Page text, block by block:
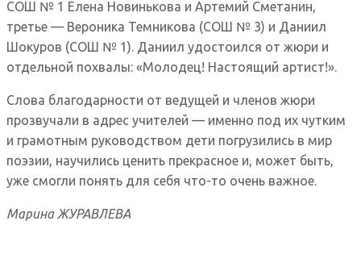
СОШ № 1 Елена Новинькова и Артемий Сметанин,
третье — Вероника Темникова (СОШ № 3) и Даниил
Шокуров (СОШ № 1). Даниил удостоился от жюри и
отдельной похвалы: «Молодец! Настоящий артист!».
Слова благодарности от ведущей и членов жюри
прозвучали в адрес учителей — именно под их чутким
и грамотным руководством дети погрузились в мир
поэзии, научились ценить прекрасное и, может быть,
уже смогли понять для себя что-то очень важное.
Марина ЖУРАВЛЕВА